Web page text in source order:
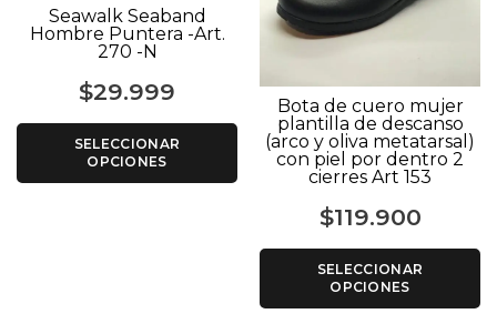
Seawalk Seaband
Hombre Puntera -Art.
270 -N
$29.999
SELECCIONAR
OPCIONES
Bota de cuero mujer
plantilla de descanso
(arco y oliva metatarsal)
con piel por dentro 2
cierres Art 153
$119.900
SELECCIONAR
OPCIONES